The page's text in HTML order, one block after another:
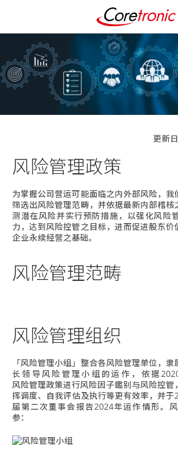
更新
风险管理政策
为掌握公司营运可能面临之内外部风险，我
筛选出风险管理范畴，并依据最新内部稽
测潜在风险并实行预防措施，以强化风险
力，达到风险控管之目标，进而促进股东
企业永续经营之基础。
风险管理范畴
风险管理组织
「风险管理小组」整合各风险管理单位，
长领导风险管理小组的运作，依据
风险管理政策进行风险因子鑑别与风险控管
挥调度、自我评估及执行等更有效率，并
届第二次董事会报告2024年运作情形。
参：